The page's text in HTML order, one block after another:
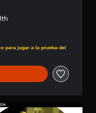
para jugar a la prueba del